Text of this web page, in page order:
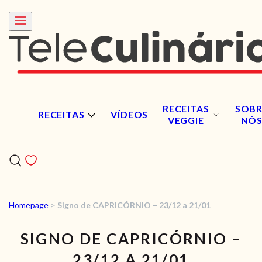
RECEITAS VÍDEOS
RECEITAS
VEGGIE
NÓS
RECEITAS
VÍDEOS
Homepage > Signo de CAPRICÓRNIO – 23/12 a 21/01
SIGNO DE CAPRICÓRNIO –